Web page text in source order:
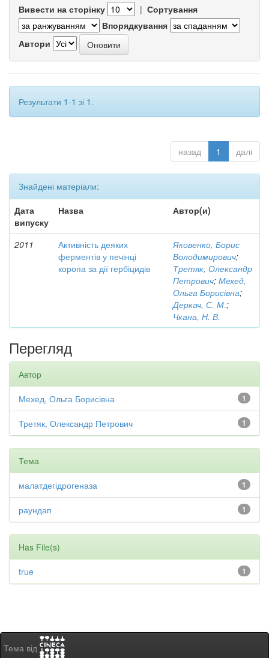
Вивести на сторінку | Сортування
Впорядкування
Автори
Результати 1-1 зі 1.
назад 1 далі
Знайдені матеріали:
Дата
випуску
Назва Автор(и)
2011
Активність деяких
ферментів у печінці
коропа за дії гербіцидів
Яковенко, Борис
Володимирович;
Третяк, Олександр
Петрович; Мехед,
Ольга Борисівна;
Деркач, С. М.;
Чкана, Н. В.
Перегляд
Автор
1
Мехед, Ольга Борисівна
1
Третяк, Олександр Петрович
Тема
1
малатдегідрогеназа
1
раундап
Has File(s)
1
true
Тема від